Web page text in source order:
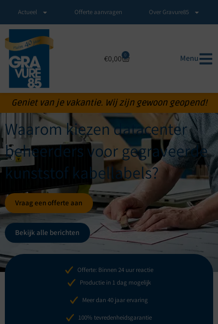
Actueel Offerte aanvragen Over Gravure85
€0,00 0 Menu
Geniet van je vakantie. Wij zijn gewoon geopend!
Waarom kiezen datacenter
beheerders voor gegraveerde
kunststof kabellabels?
Vraag een offerte aan
Bekijk alle berichten
Offerte: Binnen 24 uur reactie
Productie in 1 dag mogelijk
Meer dan 40 jaar ervaring
100% tevredenheidsgarantie